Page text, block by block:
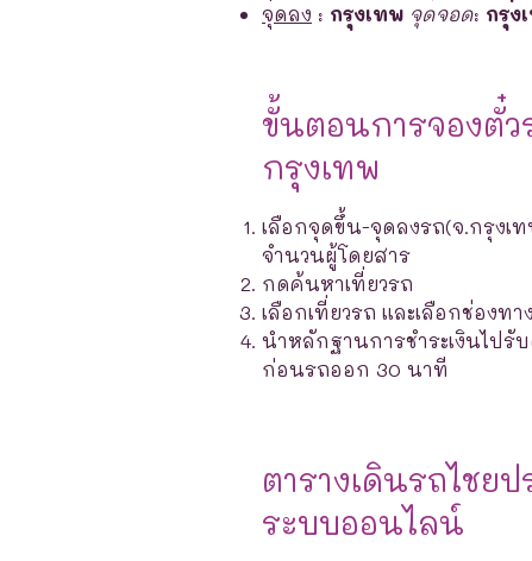
จุดลง : กรุงเทพ จุดจอด: กรุง
ขั้นตอนการจองตั๋
กรุงเทพ
เลือกจุดขึ้น-จุดลงรถ(จ.กรุงเ
จำนวนผู้โดยสาร
กดค้นหาเที่ยวรถ
เลือกเที่ยวรถ และเลือกช่องท
นำหลักฐานการชำระเงินไปรั
ก่อนรถออก 30 นาที
ตารางเดินรถไชย
ระบบออนไลน์